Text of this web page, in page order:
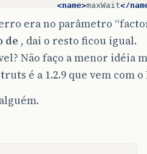
<name>maxWait</
</parameter>
<!-- MySQL dB
<parameter>
<name>username</
era no parâmetro
de , dai o resto ficou igual.
Não faço a menor idéia
é a 1.2.9 que vem com o